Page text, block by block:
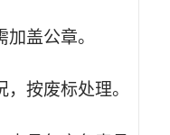
盖公章。
按废标处理。